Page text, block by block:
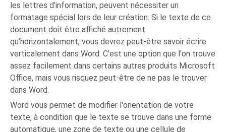
les lettres d’information, peuvent nécessiter un
formatage spécial lors de leur création. Si le texte de ce
document doit être affiché autrement
qu’horizontalement, vous devrez peut-être savoir écrire
verticalement dans Word. C'est une option que l'on trouve
assez facilement dans certains autres produits Microsoft
Office, mais vous risquez peut-être de ne pas le trouver
dans Word.
Word vous permet de modifier l'orientation de votre
texte, à condition que le texte se trouve dans une forme
automatique, une zone de texte ou une cellule de